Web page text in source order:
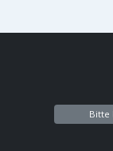
Bitte